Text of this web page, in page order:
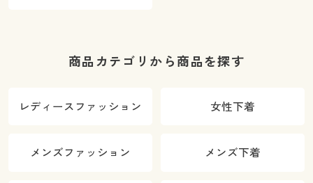
商品カテゴリから商品を探す
レディースファッション 女性下着
メンズファッション メンズ下着